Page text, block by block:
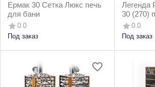
Ермак 30 Сетка Люкс печь
для бани
0.0
Под заказ
Легенда
30 (270)
бани
0.0
Под заказ